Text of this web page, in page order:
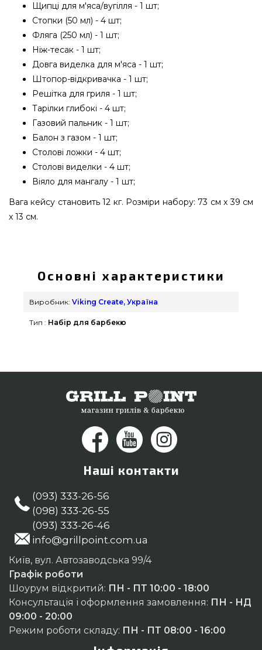
Щипці для м'яса/вугілля - 1 шт;
Стопки (50 мл) - 4 шт;
Фляга (250 мл) - 1 шт;
Ніж-тесак - 1 шт;
Довга виделка для м'яса - 1 шт;
Штопор-відкривачка - 1 шт;
Решітка для гриля - 1 шт;
Тарілки глибокі - 4 шт;
Газовий пальник - 1 шт;
Балон з газом - 1 шт;
Столові ложки - 4 шт;
Столові виделки - 4 шт;
Віяло для мангалу - 1 шт;
Вага кейсу становить 12 кг. Розміри набору: 73 см x 39 см
x 13 см.
купити від найкращих брендів Viking Create,
Україна за вигідною вартістю всего 7 990 грн. в
магазині грилів та мангалів Гриль Поінт. Погляньте
grillpoint.com.ua Зателефонуйте нашим
Миколаїв, Кам'янець-Подільський, Тернопіль
Основні характеристики
Виробник: Viking Create, Україна
Тип : Набір для барбекю
Наші контакти
(093) 333-26-56
(098) 333-26-55
(093) 333-26-46
info@grillpoint.com.ua
Київ, вул. Автозаводська 99/4
Графік роботи
Шоурум відкритий: ПН - ПТ 10:00 - 18:00
Консультація і оформлення замовлення: ПН - НД
09:00 - 20:00
Режим роботи складу: ПН - ПТ 08:00 - 16:00